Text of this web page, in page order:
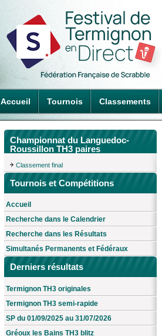
Accueil Tournois Classements
Championnat du Languedoc-
Roussillon TH3 paires
Classement final
Tournois et Compétitions
Accueil
Recherche dans le Calendrier
Recherche dans les Résultats
Simultanés Permanents et Fédéraux
Derniers résultats
Termignon TH3 originales
Termignon TH3 semi-rapide
SP du 01/09/2025 au 31/07/2026
Gréoux les Bains TH3 blitz